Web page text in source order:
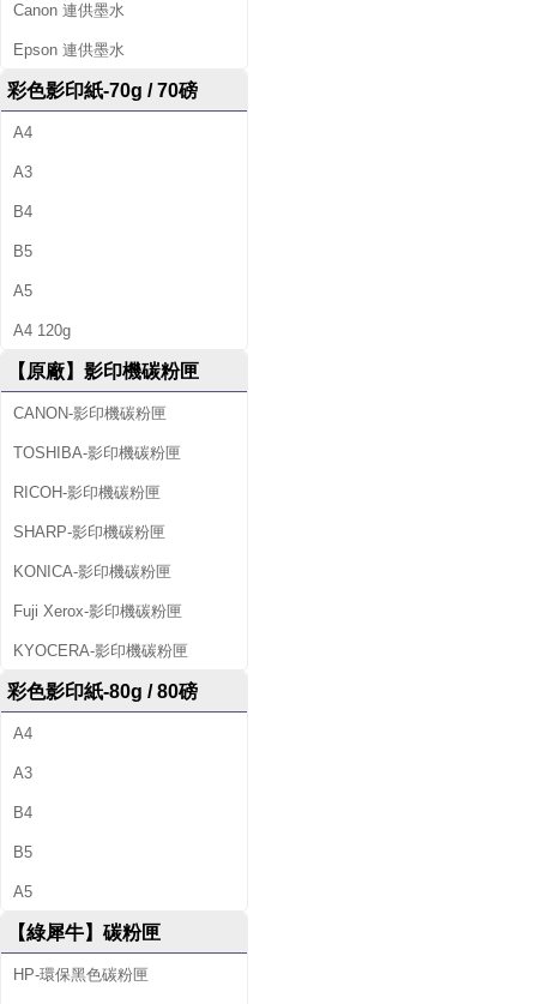
Canon 連供墨水
Epson 連供墨水
彩色影印紙-70g / 70磅
A4
A3
B4
B5
A5
A4 120g
【原廠】影印機碳粉匣
CANON-影印機碳粉匣
TOSHIBA-影印機碳粉匣
RICOH-影印機碳粉匣
SHARP-影印機碳粉匣
KONICA-影印機碳粉匣
Fuji Xerox-影印機碳粉匣
KYOCERA-影印機碳粉匣
彩色影印紙-80g / 80磅
A4
A3
B4
B5
A5
【綠犀牛】碳粉匣
HP-環保黑色碳粉匣